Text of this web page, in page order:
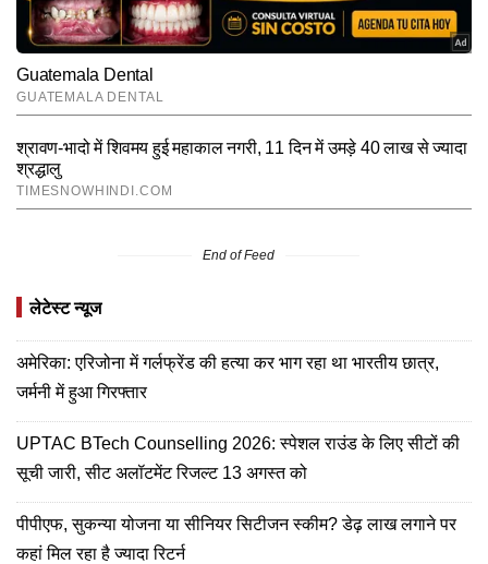
End of Feed
लेटेस्ट न्यूज
अमेरिका: एरिजोना में गर्लफ्रेंड की हत्या कर भाग रहा था भारतीय छात्र,
जर्मनी में हुआ गिरफ्तार
UPTAC BTech Counselling 2026: स्पेशल राउंड के लिए सीटों की
सूची जारी, सीट अलॉटमेंट रिजल्ट 13 अगस्त को
पीपीएफ, सुकन्या योजना या सीनियर सिटीजन स्कीम? डेढ़ लाख लगाने पर
कहां मिल रहा है ज्यादा रिटर्न